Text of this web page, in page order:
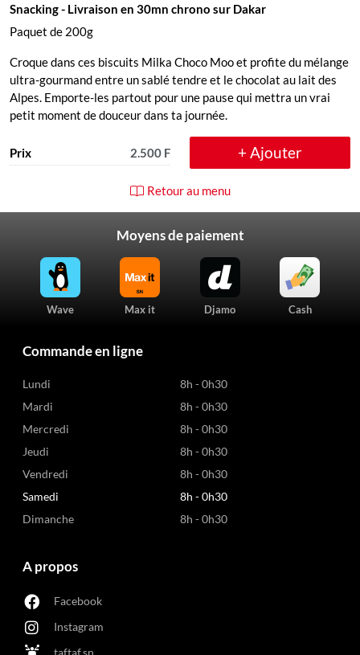
Snacking- Livraison en 30mn chrono sur Dakar
Paquet de 200g
Croque dans ces biscuits Milka Choco Moo et profite du mélange
ultra-gourmand entre un sablé tendre et le chocolat au lait des
Alpes. Emporte-les partout pour une pause qui mettra un vrai
petit moment de douceur dans ta journée.
Prix 2.500 F + Ajouter
Retour au menu
Moyens de paiement
Wave Max it Djamo Cash
Commande en ligne
Lundi
8h - 0h30
Mardi
8h - 0h30
Mercredi
8h - 0h30
Jeudi
8h - 0h30
Vendredi
8h - 0h30
Samedi
8h - 0h30
Dimanche
8h - 0h30
A propos
Facebook
Instagram
taftaf.sn